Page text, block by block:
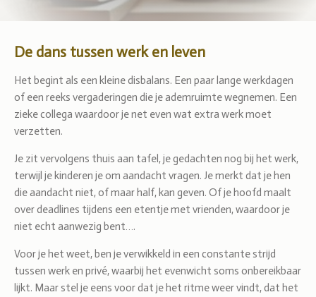
De dans tussen werk en leven
Het begint als een kleine disbalans. Een paar lange werkdagen
of een reeks vergaderingen die je ademruimte wegnemen. Een
zieke collega waardoor je net even wat extra werk moet
verzetten.
Je zit vervolgens thuis aan tafel, je gedachten nog bij het werk,
terwijl je kinderen je om aandacht vragen. Je merkt dat je hen
die aandacht niet, of maar half, kan geven. Of je hoofd maalt
over deadlines tijdens een etentje met vrienden, waardoor je
niet echt aanwezig bent….
Voor je het weet, ben je verwikkeld in een constante strijd
tussen werk en privé, waarbij het evenwicht soms onbereikbaar
lijkt. Maar stel je eens voor dat je het ritme weer vindt, dat het